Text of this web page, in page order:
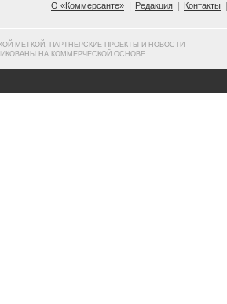
О «Коммерсанте»
Редакция Контакты
МЕТКОЙ, ПАРТНЕРСКИЕ ПРОЕКТЫ И НОВОСТИ
НА КОММЕРЧЕСКОЙ ОСНОВЕ